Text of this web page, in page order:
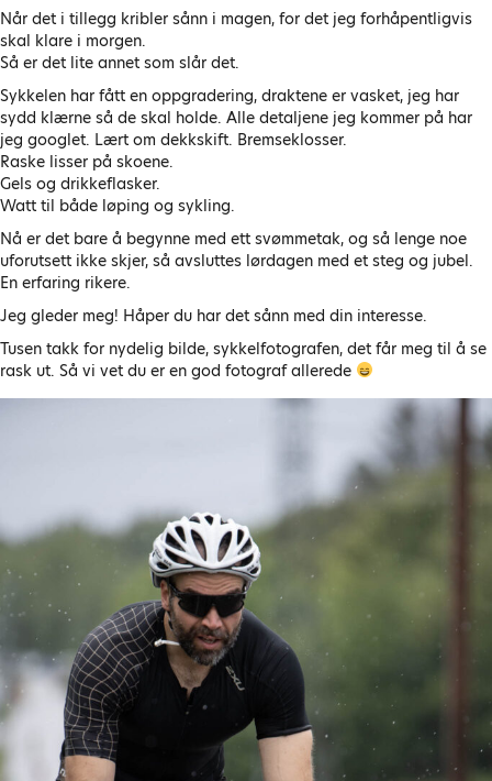
Når det i tillegg kribler sånn i magen, for det jeg forhåpentligvis
skal klare i morgen.
Så er det lite annet som slår det.
Sykkelen har fått en oppgradering, draktene er vasket, jeg har
sydd klærne så de skal holde. Alle detaljene jeg kommer på har
jeg googlet. Lært om dekkskift. Bremseklosser.
Raske lisser på skoene.
Gels og drikkeflasker.
Watt til både løping og sykling.
Nå er det bare å begynne med ett svømmetak, og så lenge noe
uforutsett ikke skjer, så avsluttes lørdagen med et steg og jubel.
En erfaring rikere.
Jeg gleder meg! Håper du har det sånn med din interesse.
Tusen takk for nydelig bilde, sykkelfotografen, det får meg til å se
rask ut. Så vi vet du er en god fotograf allerede